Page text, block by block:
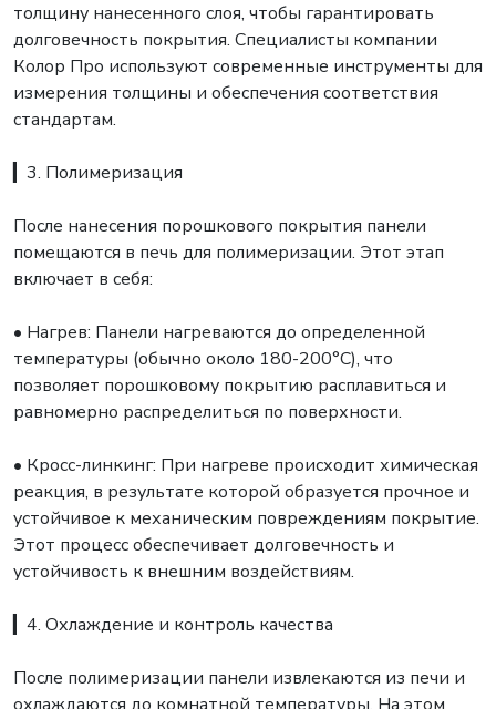
толщину нанесенного слоя, чтобы гарантировать
долговечность покрытия. Специалисты компании
Колор Про используют современные инструменты для
измерения толщины и обеспечения соответствия
стандартам.
▎3. Полимеризация
После нанесения порошкового покрытия панели
помещаются в печь для полимеризации. Этот этап
включает в себя:
• Нагрев: Панели нагреваются до определенной
температуры (обычно около 180-200°C), что
позволяет порошковому покрытию расплавиться и
равномерно распределиться по поверхности.
• Кросс-линкинг: При нагреве происходит химическая
реакция, в результате которой образуется прочное и
устойчивое к механическим повреждениям покрытие.
Этот процесс обеспечивает долговечность и
устойчивость к внешним воздействиям.
▎4. Охлаждение и контроль качества
После полимеризации панели извлекаются из печи и